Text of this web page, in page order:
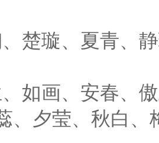
楚璇、夏青、
如画、安春、
、夕莹、秋白、